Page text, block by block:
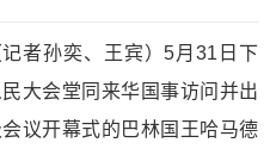
孙奕、王宾）5月31日下
大会堂同来华国事访问并出
议开幕式的巴林国王哈马德